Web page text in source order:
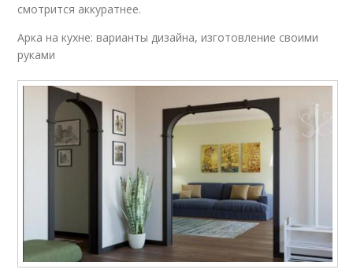
смотрится аккуратнее.
Арка на кухне: варианты дизайна, изготовление своими
руками